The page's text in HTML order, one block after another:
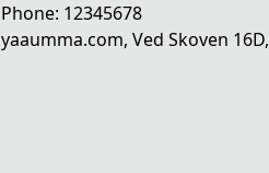
Phone: 12345678
yaaumma.com, Ved Skoven